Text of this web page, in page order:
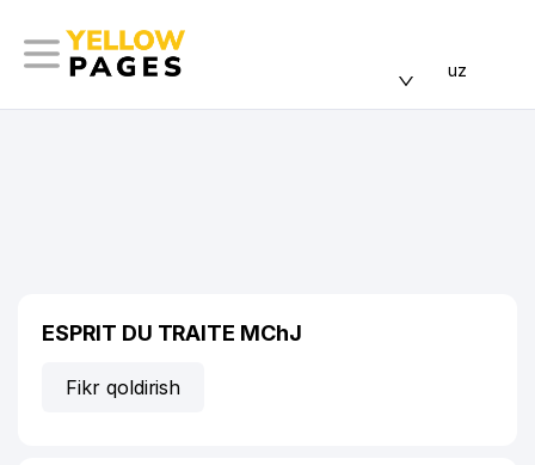
uz
ESPRIT DU TRAITE MChJ
Fikr qoldirish